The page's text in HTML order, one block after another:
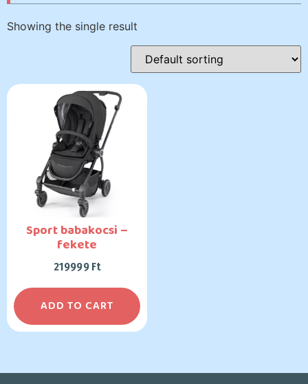
Showing the single result
Sport babakocsi –
fekete
219999 Ft
ADD TO CART